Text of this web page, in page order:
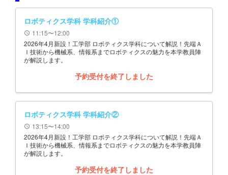
ロボティクス学科 学科紹介①
schedule 11:15〜12:00
2026年4月新設！工学部 ロボティクス学科について解説！先端Ａ
Ｉ技術から機械系、情報系までロボティクスの魅力を本学教員陣
が解説します。
予約受付を終了しました
ロボティクス学科 学科紹介②
schedule 13:15〜14:00
2026年4月新設！工学部 ロボティクス学科について解説！先端Ａ
Ｉ技術から機械系、情報系までロボティクスの魅力を本学教員陣
が解説します。
予約受付を終了しました